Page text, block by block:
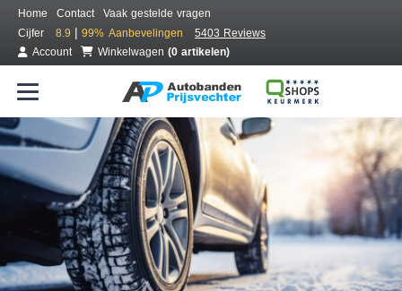
Home Contact
Vaak gestelde vragen
Cijfer
8.9 | 99% Aanbevelingen
5403 Reviews
Account
Winkelwagen (0 artikelen)
Bestel voordelig winterbanden
Gratis bezorgd of montage bij jou in de buurt